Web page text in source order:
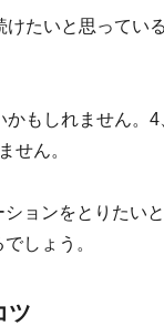
たいと思ってい
もしれません。
せん。
ョンをとりたい
しょう。
ツ